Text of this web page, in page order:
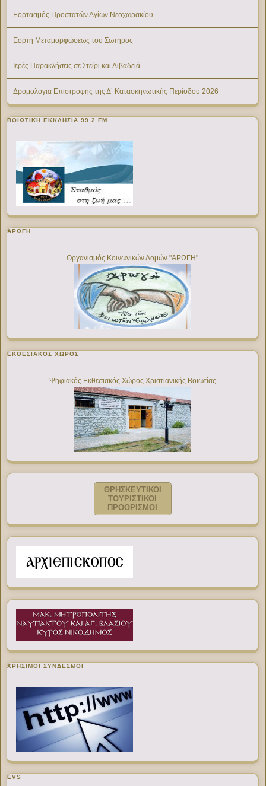
Εορτασμός Προστατών Αγίων Νεοχωρακίου
Εορτή Μεταμορφώσεως του Σωτήρος
Ιερές Παρακλήσεις σε Στείρι και Λιβαδειά
Δρομολόγια Επιστροφής της Δ’ Κατασκηνωτικής Περίοδου 2026
ΒΟΙΩΤΙΚΉ ΕΚΚΛΗΣΊΑ 99,2 FM
ΑΡΩΓΗ
Οργανισμός Κοινωνικών Δομών "ΑΡΩΓΗ"
ΕΚΘΕΣΙΑΚΌΣ ΧΏΡΟΣ
Ψηφιακός Εκθεσιακός Χώρος Χριστιανικής Βοιωτίας
ΘΡΗΣΚΕΥΤΙΚΟΙ
ΤΟΥΡΙΣΤΙΚΟΙ
ΠΡΟΟΡΙΣΜΟΙ
ΧΡΉΣΙΜΟΙ ΣΎΝΔΕΣΜΟΙ
EVS